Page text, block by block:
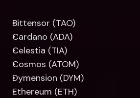
Bittensor (TAO)
Cardano (ADA)
Celestia (TIA)
Cosmos (ATOM)
Dymension (DYM)
Ethereum (ETH)